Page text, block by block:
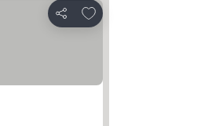
Partilhar
Adicionar aos favoritos